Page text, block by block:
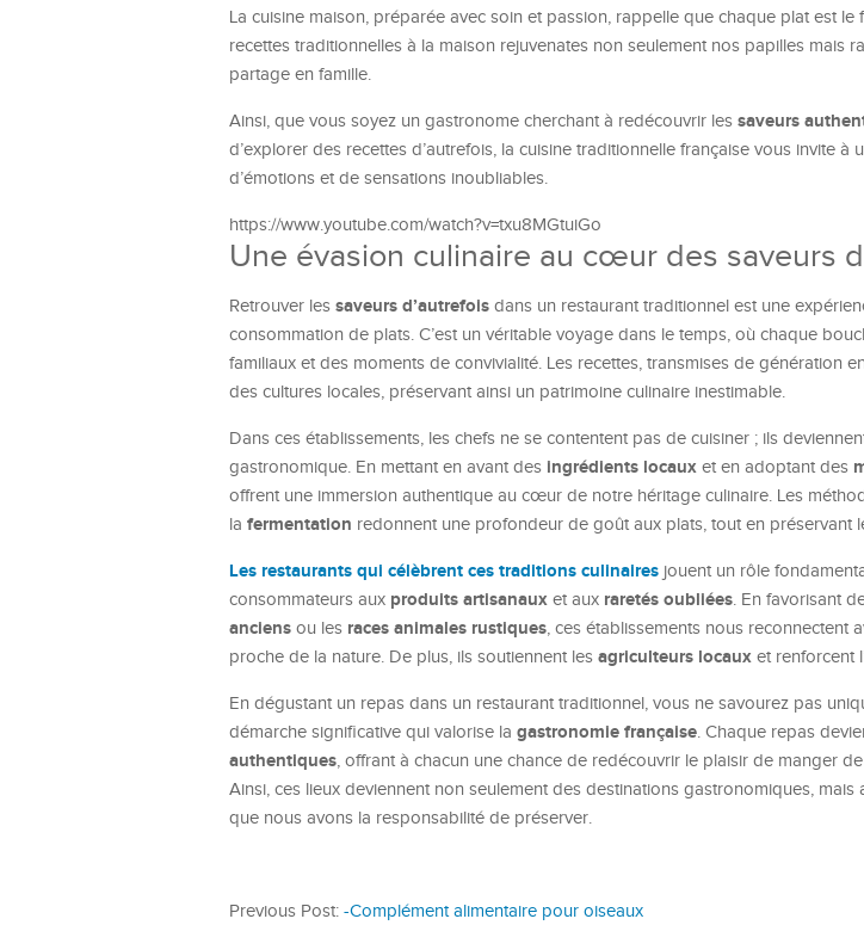
La cuisine maison, préparée avec soin et passion, rappelle que chaque plat est le
recettes traditionnelles à la maison rejuvenates non seulement nos papilles mais
partage en famille.
Ainsi, que vous soyez un gastronome cherchant à redécouvrir les saveurs
d’explorer des recettes d’autrefois, la cuisine traditionnelle française vous invite à
d’émotions et de sensations inoubliables.
https://www.youtube.com/watch?v=txu8MGtuiGo
Une évasion culinaire au cœur des saveurs
Retrouver les saveurs d’autrefois dans un restaurant traditionnel est une
consommation de plats. C’est un véritable voyage dans le temps, où chaque
familiaux et des moments de convivialité. Les recettes, transmises de génération
des cultures locales, préservant ainsi un patrimoine culinaire inestimable.
Dans ces établissements, les chefs ne se contentent pas de cuisiner ; ils
gastronomique. En mettant en avant des ingrédients locaux et en adoptant des
offrent une immersion authentique au cœur de notre héritage culinaire. Les
la fermentation redonnent une profondeur de goût aux plats, tout en préservant
Les restaurants qui célèbrent ces traditions culinaires jouent un rôle
consommateurs aux produits artisanaux et aux raretés oubliées. En favorisant
anciens ou les races animales rustiques, ces établissements nous reconnectent
proche de la nature. De plus, ils soutiennent les agriculteurs locaux et renforcent
En dégustant un repas dans un restaurant traditionnel, vous ne savourez pas
démarche significative qui valorise la gastronomie française. Chaque repas
authentiques, offrant à chacun une chance de redécouvrir le plaisir de manger
Ainsi, ces lieux deviennent non seulement des destinations gastronomiques, mais
que nous avons la responsabilité de préserver.
Previous Post: -Complément alimentaire pour oiseaux